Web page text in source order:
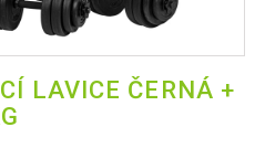
LAVICE ČERNÁ +